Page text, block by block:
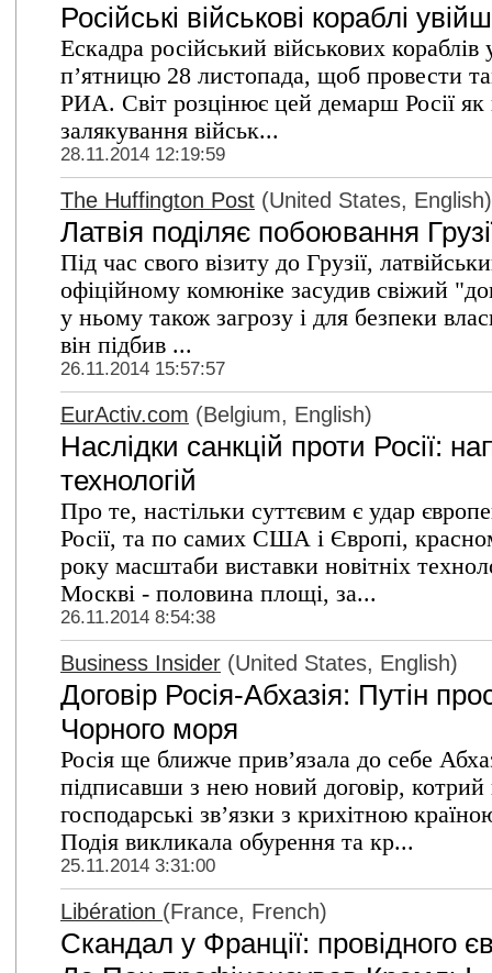
Російські військові кораблі
Ескадра російський військових
п’ятницю 28 листопада, щоб провести
РИА. Світ розцінює цей демарш Росії як
залякування військ...
28.11.2014 12:19:59
The Huffington Post (United States, English)
Латвія поділяє побоювання
Під час свого візиту до Грузії,
офіційному комюніке засудив свіжий
у ньому також загрозу і для безпеки
він підбив ...
26.11.2014 15:57:57
EurActiv.com (Belgium, English)
Наслідки санкцій проти Росії:
технологій
Про те, настільки суттєвим є удар
Росії, та по самих США і Європі,
року масштаби виставки новітніх
Москві - половина площі, за...
26.11.2014 8:54:38
Business Insider (United States, English)
Договір Росія-Абхазія: Путін
Чорного моря
Росія ще ближче прив’язала до себе
підписавши з нею новий договір, котрий
господарські зв’язки з крихітною
Подія викликала обурення та кр...
25.11.2014 3:31:00
Libération (France, French)
Скандал у Франції: провідного